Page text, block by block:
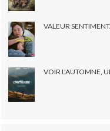
VALEUR
VOIR L'AUTOMNE,